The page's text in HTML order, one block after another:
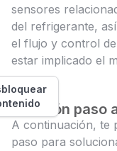
sensores
del refrigerante,
el flujo y control
estar implicado el
Solución paso
A continuación, te
paso para